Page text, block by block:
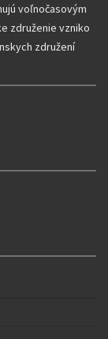
voľnočasovým
združenie vzniko
združení